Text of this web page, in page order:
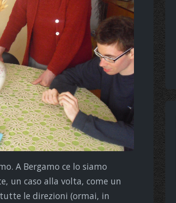
A Bergamo ce lo siamo
un caso alla volta, come un
le direzioni (ormai, in